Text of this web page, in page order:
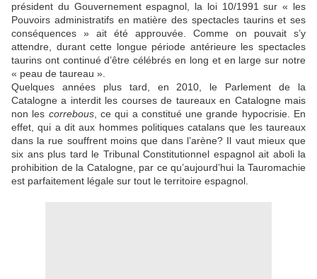
président du Gouvernement espagnol, la loi 10/1991 sur « les
Pouvoirs administratifs en matière des spectacles taurins et ses
conséquences » ait été approuvée. Comme on pouvait s’y
attendre, durant cette longue période antérieure les spectacles
taurins ont continué d’être célébrés en long et en large sur notre
« peau de taureau ».
Quelques années plus tard, en 2010, le Parlement de la
Catalogne a interdit les courses de taureaux en Catalogne mais
non les correbous, ce qui a constitué une grande hypocrisie. En
effet, qui a dit aux hommes politiques catalans que les taureaux
dans la rue souffrent moins que dans l’arène? Il vaut mieux que
six ans plus tard le Tribunal Constitutionnel espagnol ait aboli la
prohibition de la Catalogne, par ce qu’aujourd’hui la Tauromachie
est parfaitement légale sur tout le territoire espagnol.